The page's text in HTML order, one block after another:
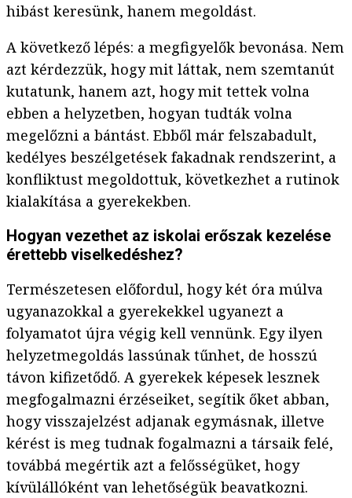
hibást keresünk, hanem megoldást.
A következő lépés: a megfigyelők bevonása. Nem
azt kérdezzük, hogy mit láttak, nem szemtanút
kutatunk, hanem azt, hogy mit tettek volna
ebben a helyzetben, hogyan tudták volna
megelőzni a bántást. Ebből már felszabadult,
kedélyes beszélgetések fakadnak rendszerint, a
konfliktust megoldottuk, következhet a rutinok
kialakítása a gyerekekben.
Hogyan vezethet az iskolai erőszak kezelése
érettebb viselkedéshez?
Természetesen előfordul, hogy két óra múlva
ugyanazokkal a gyerekekkel ugyanezt a
folyamatot újra végig kell vennünk. Egy ilyen
helyzetmegoldás lassúnak tűnhet, de hosszú
távon kifizetődő. A gyerekek képesek lesznek
megfogalmazni érzéseiket, segítik őket abban,
hogy visszajelzést adjanak egymásnak, illetve
kérést is meg tudnak fogalmazni a társaik felé,
továbbá megértik azt a felősségüket, hogy
kívülállóként van lehetőségük beavatkozni.